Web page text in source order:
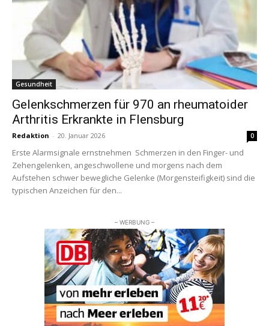
Gesundheit
Gelenkschmerzen für 970 an rheumatoider
Arthritis Erkrankte in Flensburg
Redaktion - 20. Januar 2026 0
Erste Alarmsignale ernstnehmen Schmerzen in den Finger- und
Zehengelenken, angeschwollene und morgens nach dem
Aufstehen schwer bewegliche Gelenke (Morgensteifigkeit) sind die
typischen Anzeichen für den...
– WERBUNG –